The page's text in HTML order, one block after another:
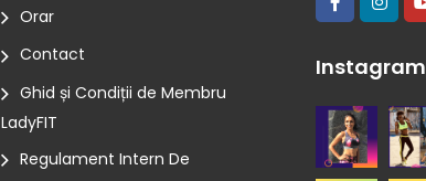
Orar
Contact
Ghid și Condiții de Membru
LadyFIT
Regulament Intern De
Instagram